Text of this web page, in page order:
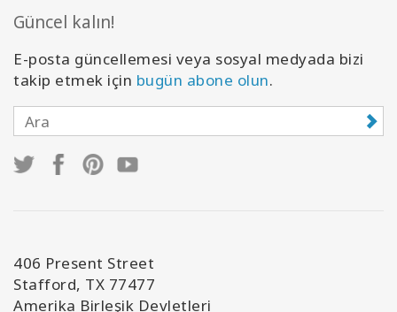
Güncel kalın!
E-posta güncellemesi veya sosyal medyada bizi
takip etmek için bugün abone olun.
406 Present Street
Stafford, TX 77477
Amerika Birleşik Devletleri